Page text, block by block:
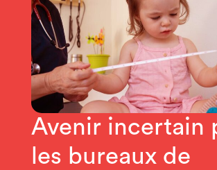
Avenir incertain
les bureaux de